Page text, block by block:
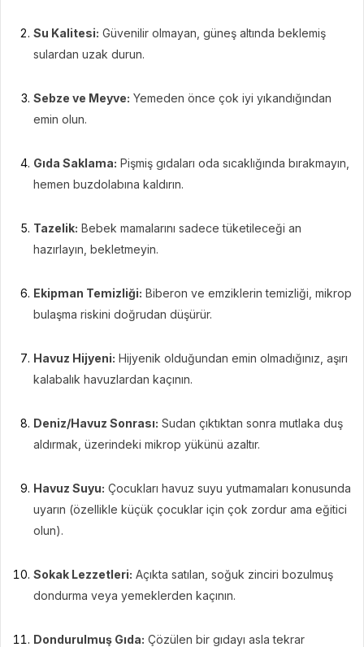
Su Kalitesi: Güvenilir olmayan, güneş altında beklemiş
sulardan uzak durun.
Sebze ve Meyve: Yemeden önce çok iyi yıkandığından
emin olun.
Gıda Saklama: Pişmiş gıdaları oda sıcaklığında bırakmayın,
hemen buzdolabına kaldırın.
Tazelik: Bebek mamalarını sadece tüketileceği an
hazırlayın, bekletmeyin.
Ekipman Temizliği: Biberon ve emziklerin temizliği, mikrop
bulaşma riskini doğrudan düşürür.
Havuz Hijyeni: Hijyenik olduğundan emin olmadığınız, aşırı
kalabalık havuzlardan kaçının.
Deniz/Havuz Sonrası: Sudan çıktıktan sonra mutlaka duş
aldırmak, üzerindeki mikrop yükünü azaltır.
Havuz Suyu: Çocukları havuz suyu yutmamaları konusunda
uyarın (özellikle küçük çocuklar için çok zordur ama eğitici
olun).
Sokak Lezzetleri: Açıkta satılan, soğuk zinciri bozulmuş
dondurma veya yemeklerden kaçının.
Dondurulmuş Gıda: Çözülen bir gıdayı asla tekrar